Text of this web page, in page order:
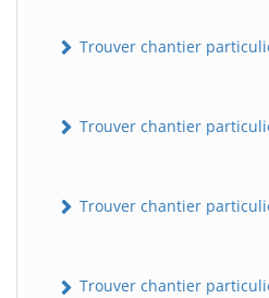
Trouver chantier
Trouver chantier
Trouver chantier
Trouver chantier